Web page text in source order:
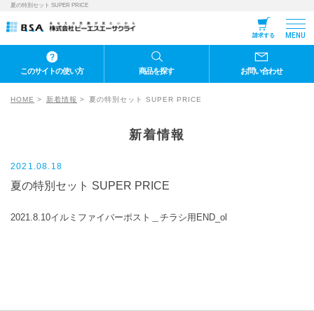
夏の特別セット SUPER PRICE
請求する MENU
このサイトの使い方 商品を探す お問い合わせ
HOME 新着情報 夏の特別セット SUPER PRICE
新着情報
2021.08.18
夏の特別セット SUPER PRICE
2021.8.10イルミファイバーポスト＿チラシ用END_ol